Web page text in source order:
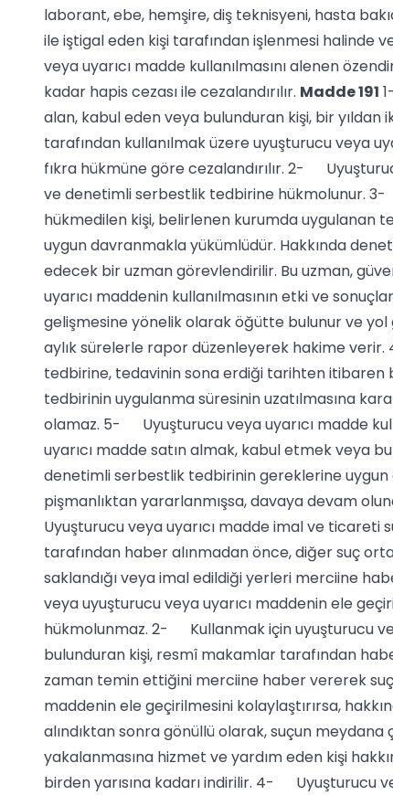
laborant, ebe, hemşire, diş teknisyeni, hasta
ile iştigal eden kişi tarafından işlenmesi halinde
veya uyarıcı madde kullanılmasını alenen
kadar hapis cezası ile cezalandırılır. Madde 191
alan, kabul eden veya bulunduran kişi, bir yıldan
tarafından kullanılmak üzere uyuşturucu veya
fıkra hükmüne göre cezalandırılır. 2-
ve denetimli serbestlik tedbirine hükmolunur.
hükmedilen kişi, belirlenen kurumda uygulanan
uygun davranmakla yükümlüdür. Hakkında
edecek bir uzman görevlendirilir. Bu uzman,
uyarıcı maddenin kullanılmasının etki ve
gelişmesine yönelik olarak öğütte bulunur ve yol
aylık sürelerle rapor düzenleyerek hakime
tedbirine, tedavinin sona erdiği tarihten itibaren
tedbirinin uygulanma süresinin uzatılmasına
olamaz. 5- Uyuşturucu veya uyarıcı madde
uyarıcı madde satın almak, kabul etmek veya
denetimli serbestlik tedbirinin gereklerine uygun
pişmanlıktan yararlanmışsa, davaya devam
Uyuşturucu veya uyarıcı madde imal ve ticareti
tarafından haber alınmadan önce, diğer suç
saklandığı veya imal edildiği yerleri merciine
veya uyuşturucu veya uyarıcı maddenin ele
hükmolunmaz. 2- Kullanmak için uyuşturucu
bulunduran kişi, resmî makamlar tarafından
zaman temin ettiğini merciine haber vererek
maddenin ele geçirilmesini kolaylaştırırsa,
alındıktan sonra gönüllü olarak, suçun meydana
yakalanmasına hizmet ve yardım eden kişi
birden yarısına kadarı indirilir. 4- Uyuşturucu